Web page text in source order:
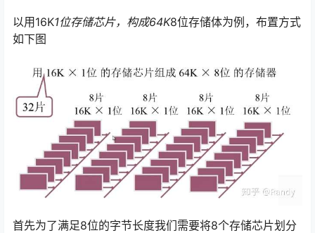
以用16K1位存储芯片，构成64K8位存储体为例，布置方式
如下图
首先为了满足8位的字节长度我们需要将8个存储芯片划分